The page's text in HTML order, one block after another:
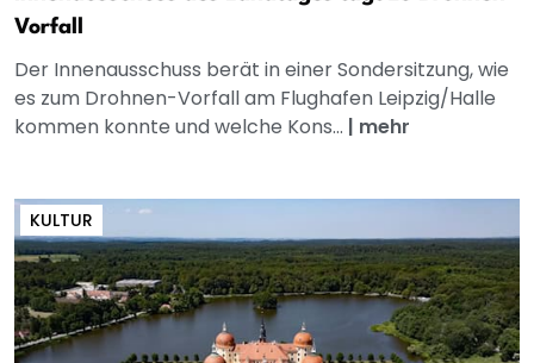
Vorfall
Der Innenausschuss berät in einer Sondersitzung, wie
es zum Drohnen-Vorfall am Flughafen Leipzig/Halle
kommen konnte und welche Kons... | mehr
KULTUR